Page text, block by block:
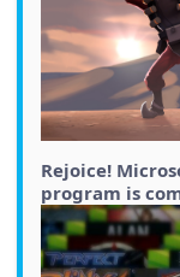
Rejoice!
program is